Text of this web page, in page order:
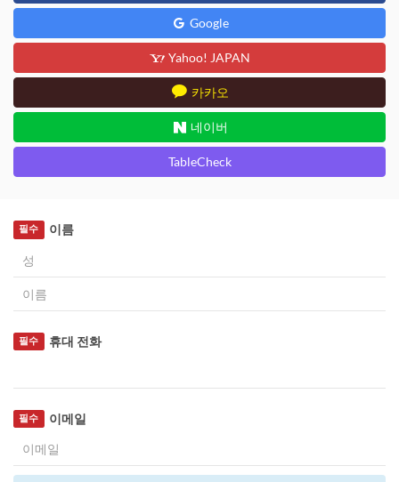
Google
Yahoo! JAPAN
카카오
네이버
TableCheck
이름
필수
휴대 전화
필수
이메일
필수